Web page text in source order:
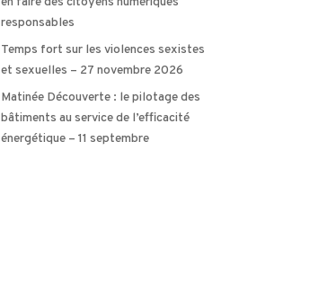
responsables
Temps fort sur les violences sexistes
et sexuelles – 27 novembre 2026
Matinée Découverte : le pilotage des
bâtiments au service de l’efficacité
énergétique – 11 septembre